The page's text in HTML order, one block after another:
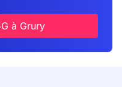
à Grury